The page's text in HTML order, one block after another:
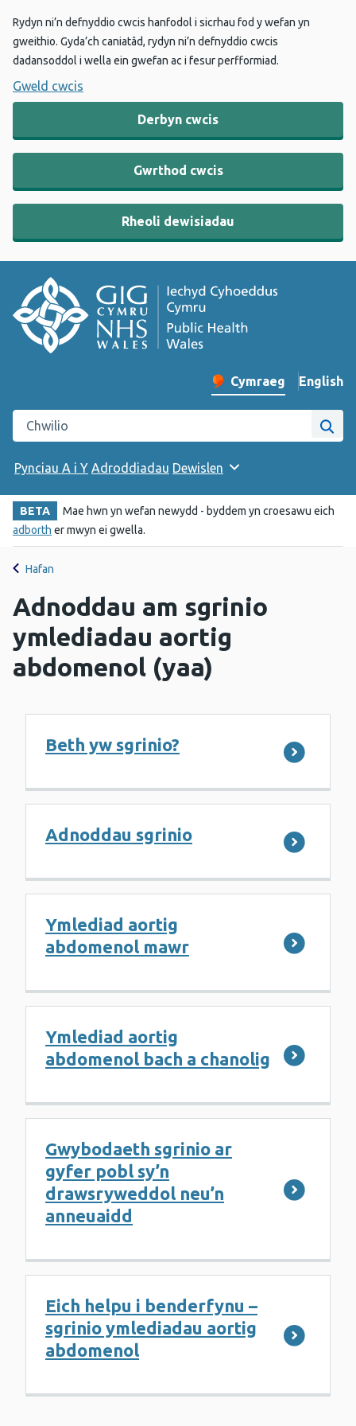
Rydyn ni’n defnyddio cwcis hanfodol i sicrhau fod y wefan yn
gweithio. Gyda’ch caniatâd, rydyn ni’n defnyddio cwcis
dadansoddol i wella ein gwefan ac i fesur perfformiad.
Gweld cwcis
Derbyn cwcis
Gwrthod cwcis
Rheoli dewisiadau
Newid iaith y wefan
Cymraeg English
–
Chwilio gwefan Iechyd Cyhoeddus Cymru
Pynciau A i Y Adroddiadau Dewislen
BETA
Mae hwn yn wefan newydd - byddem yn croesawu eich
adborth er mwyn ei gwella.
Hafan
Adnoddau am sgrinio
ymlediadau aortig
abdomenol (yaa)
Beth yw sgrinio?
Adnoddau sgrinio
Ymlediad aortig
abdomenol mawr
Ymlediad aortig
abdomenol bach a chanolig
Gwybodaeth sgrinio ar
gyfer pobl sy’n
drawsryweddol neu’n
anneuaidd
Eich helpu i benderfynu –
sgrinio ymlediadau aortig
abdomenol